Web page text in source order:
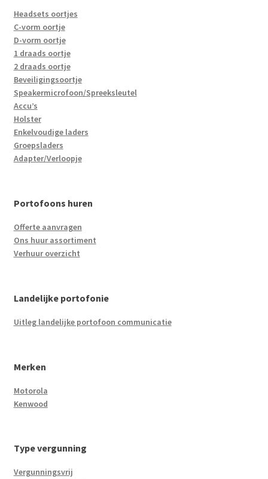
Headsets oortjes
C-vorm oortje
D-vorm oortje
1 draads oortje
2 draads oortje
Beveiligingsoortje
Speakermicrofoon/Spreeksleutel
Accu’s
Holster
Enkelvoudige laders
Groepsladers
Adapter/Verloopje
Portofoons huren
Offerte aanvragen
Ons huur assortiment
Verhuur overzicht
Landelijke portofonie
Uitleg landelijke portofoon communicatie
Merken
Motorola
Kenwood
Type vergunning
Vergunningsvrij